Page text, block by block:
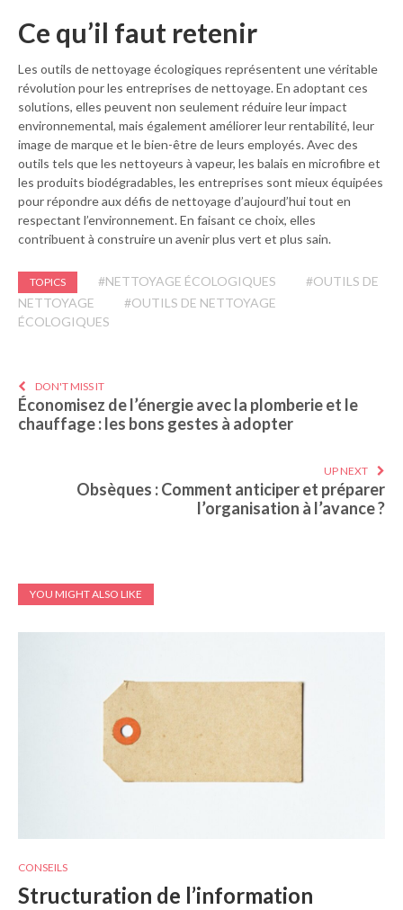
Ce qu’il faut retenir
Les outils de nettoyage écologiques représentent une véritable
révolution pour les entreprises de nettoyage. En adoptant ces
solutions, elles peuvent non seulement réduire leur impact
environnemental, mais également améliorer leur rentabilité, leur
image de marque et le bien-être de leurs employés. Avec des
outils tels que les nettoyeurs à vapeur, les balais en microfibre et
les produits biodégradables, les entreprises sont mieux équipées
pour répondre aux défis de nettoyage d’aujourd’hui tout en
respectant l’environnement. En faisant ce choix, elles
contribuent à construire un avenir plus vert et plus sain.
TOPICS #NETTOYAGE ÉCOLOGIQUES
#OUTILS DE
NETTOYAGE
#OUTILS DE NETTOYAGE
ÉCOLOGIQUES
DON'T MISS IT
Économisez de l’énergie avec la plomberie et le
chauffage : les bons gestes à adopter
UP NEXT
Obsèques : Comment anticiper et préparer
l’organisation à l’avance ?
YOU MIGHT ALSO LIKE
CONSEILS
Structuration de l’information